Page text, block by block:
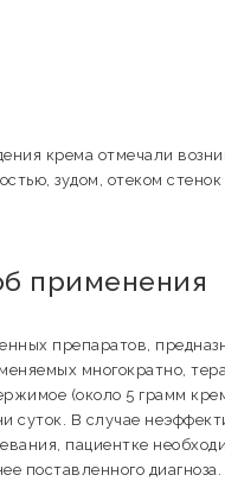
крема отмечали
зудом, отеком
применения
препаратов,
многократно,
(около 5 грамм
суток. В случае
пациентке
поставленного диагноза.